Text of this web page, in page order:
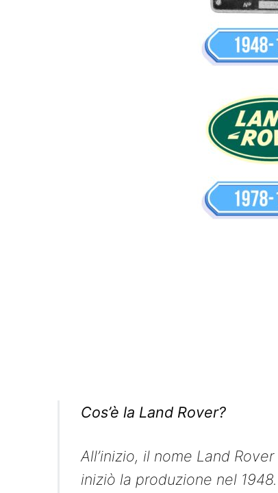
Cos’è la Land Rover?
All’inizio, il nome Land
iniziò la produzione nel